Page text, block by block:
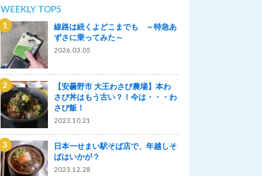
WEEKLY TOP5
線路は続くよどこまでも ～特急あ
ずさに乗ってみた～
2026.03.05
【安曇野市 大王わさび農場】本わ
さび丼はもう古い？！今は・・・わ
さび飯！
2023.10.21
日本一せまい駅そば店で、年越しそ
ばはいかが？
2023.12.28